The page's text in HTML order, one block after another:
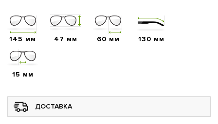
145 мм 47 мм 60 мм 130 мм
15 мм
ДОСТАВКА